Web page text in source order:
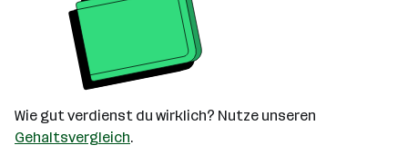
Wie gut verdienst du wirklich? Nutze unseren
Gehaltsvergleich.